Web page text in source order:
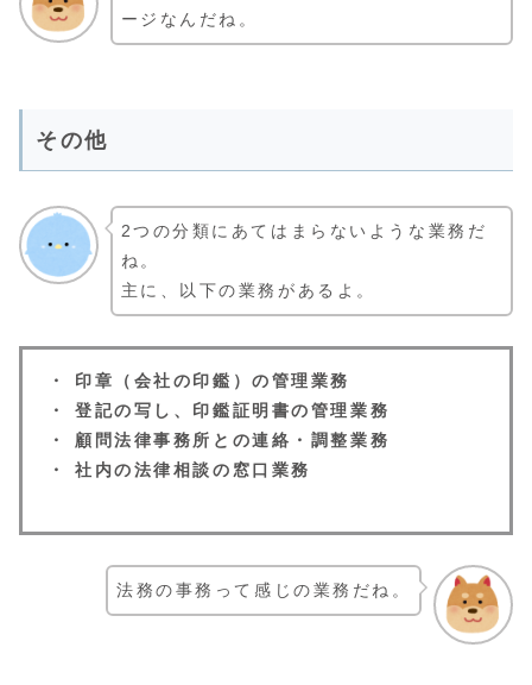
ージなんだね。
その他
2つの分類にあてはまらないような業務だ
ね。
主に、以下の業務があるよ。
・ 印章（会社の印鑑）の管理業務
・ 登記の写し、印鑑証明書の管理業務
・ 顧問法律事務所との連絡・調整業務
・ 社内の法律相談の窓口業務
法務の事務って感じの業務だね。